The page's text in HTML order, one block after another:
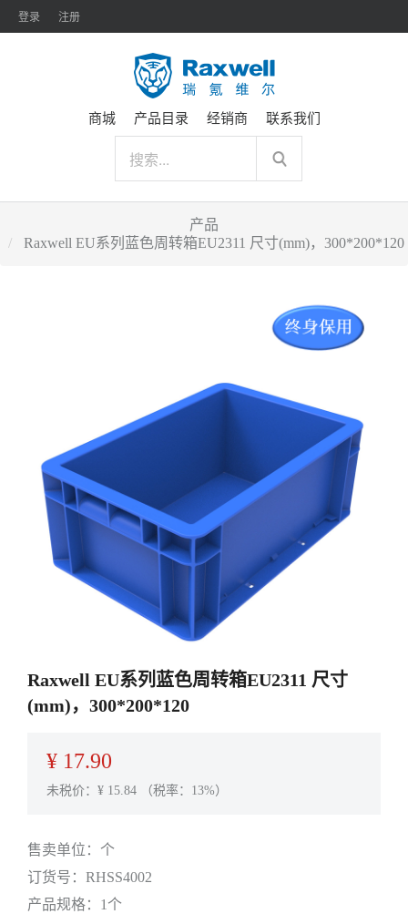
登录 注册
商城 产品目录 经销商 联系我们
产品
Raxwell EU系列蓝色周转箱EU2311 尺寸(mm)，300*200*120
Raxwell EU系列蓝色周转箱EU2311 尺寸
(mm)，300*200*120
¥ 17.90
未税价：¥ 15.84 （税率：13%）
售卖单位： 个
订货号： RHSS4002
产品规格： 1个